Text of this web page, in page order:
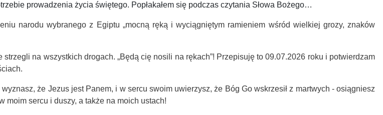
prowadzenia życia świętego. Popłakałem się podczas czytania Słowa Bożego…
narodu wybranego z Egiptu „mocną ręką i wyciągniętym ramieniem wśród wielkiej grozy, znaków
strzegli na wszystkich drogach. „Będą cię nosili na rękach”! Przepisuję to 09.07.2026 roku i potwierdzam
że Jezus jest Panem, i w sercu swoim uwierzysz, że Bóg Go wskrzesił z martwych - osiągniesz
moim sercu i duszy, a także na moich ustach!